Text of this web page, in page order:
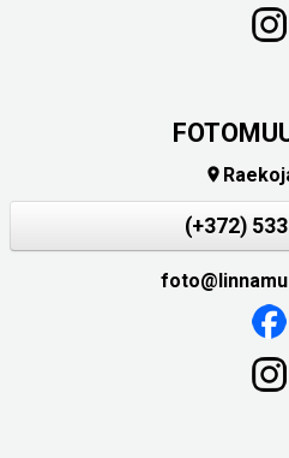

(+372)